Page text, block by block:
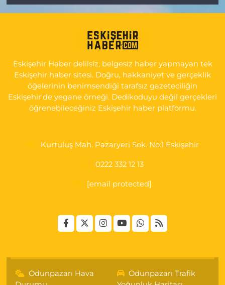
Eskişehir Haber delilsiz, belgesiz haber yapmayan tek
Eskişehir haber sitesi. Doğru, hakkaniyet ve gerçeklik
öğelerinin benimsendiği tarafsız gazeteciliğin
Eskişehir'de yegane örneği. Dedikoduyu değil gerçekleri
öğrenebileceğiniz Eskişehir haber platformu.
Kurtuluş Mah. Pazaryeri Sok. No:1 Eskişehir
0222 332 12 13
[email protected]
Odunpazarı Hava
Odunpazarı Trafik